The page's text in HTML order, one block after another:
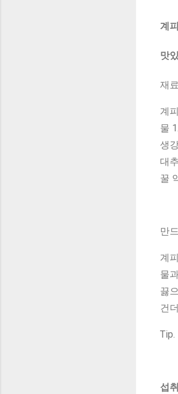
계
맛
재
계
물
생
대
꿀
만
계
물
끓
건
Tip.
섭